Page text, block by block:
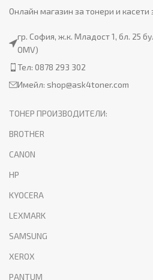
Онлайн магазин за тонери и касети
гр. София, ж.к. Младост 1, бл. 25
OMV)
Тел: 0878 293 302
Имейл: shop@ask4toner.com
ТОНЕР ПРОИЗВОДИТЕЛИ:
BROTHER
CANON
HP
KYOCERA
LEXMARK
SAMSUNG
XEROX
PANTUM